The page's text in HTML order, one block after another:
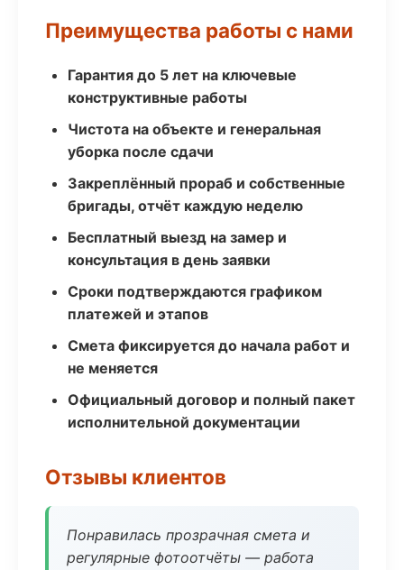
Преимущества работы с нами
Гарантия до 5 лет на ключевые
конструктивные работы
Чистота на объекте и генеральная
уборка после сдачи
Закреплённый прораб и собственные
бригады, отчёт каждую неделю
Бесплатный выезд на замер и
консультация в день заявки
Сроки подтверждаются графиком
платежей и этапов
Смета фиксируется до начала работ и
не меняется
Официальный договор и полный пакет
исполнительной документации
Отзывы клиентов
Понравилась прозрачная смета и
регулярные фотоотчёты — работа